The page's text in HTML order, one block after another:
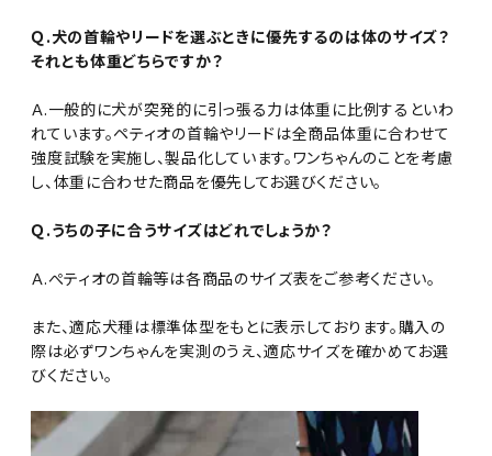
Ｑ.犬の首輪やリードを選ぶときに優先するのは体のサイズ？
それとも体重どちらですか？
Ａ.一般的に犬が突発的に引っ張る力は体重に比例するといわ
れています。ペティオの首輪やリードは全商品体重に合わせて
強度試験を実施し、製品化しています。ワンちゃんのことを考慮
し、体重に合わせた商品を優先してお選びください。
Ｑ.うちの子に合うサイズはどれでしょうか？
Ａ.ぺティオの首輪等は各商品のサイズ表をご参考ください。
また、適応犬種は標準体型をもとに表示しております。購入の
際は必ずワンちゃんを実測のうえ、適応サイズを確かめてお選
びください。